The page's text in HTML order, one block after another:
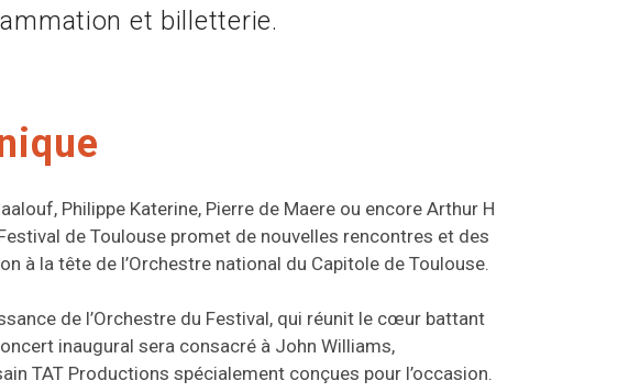
et billetterie.
Philippe Katerine, Pierre de Maere ou encore Arthur H
de Toulouse promet de nouvelles rencontres et des
à la tête de l’Orchestre national du Capitole de Toulouse.
de l’Orchestre du Festival, qui réunit le cœur battant
inaugural sera consacré à John Williams,
TAT Productions spécialement conçues pour l’occasion.